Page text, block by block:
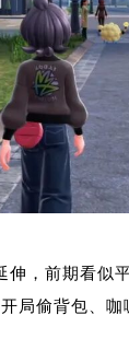
，前期看似
局偷背包、